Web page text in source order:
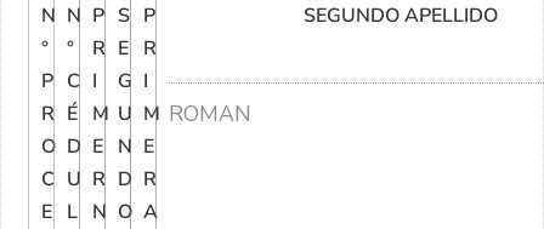
N
°
P
R
O
C
E
N
°
C
É
D
U
L
P
R
I
M
E
R
N
S
E
G
U
N
D
O
P
R
I
M
E
R
A
SEGUNDO APELLIDO
ROMAN